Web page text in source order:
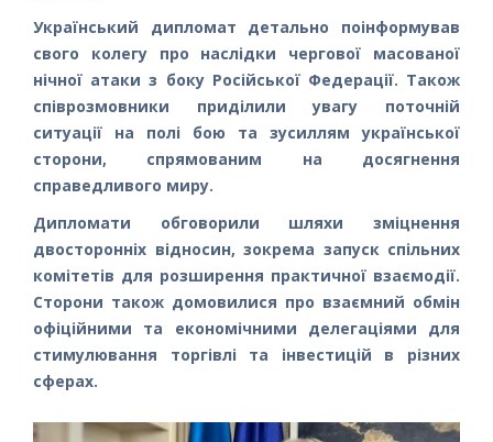
Український дипломат детально поінформував
свого колегу про наслідки чергової масованої
нічної атаки з боку Російської Федерації. Також
співрозмовники приділили увагу поточній
ситуації на полі бою та зусиллям української
сторони, спрямованим на досягнення
справедливого миру.
Дипломати обговорили шляхи зміцнення
двосторонніх відносин, зокрема запуск спільних
комітетів для розширення практичної взаємодії.
Сторони також домовилися про взаємний обмін
офіційними та економічними делегаціями для
стимулювання торгівлі та інвестицій в різних
сферах.